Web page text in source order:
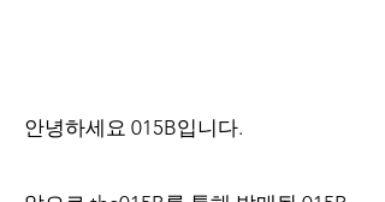
안녕하세요 015B입니다.